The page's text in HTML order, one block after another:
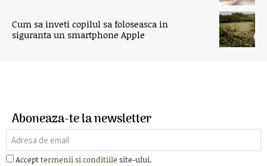
Cum sa inveti copilul sa foloseasca in
siguranta un smartphone Apple
Aboneaza-te la newsletter
Accepttermenii si conditiile site-ului.